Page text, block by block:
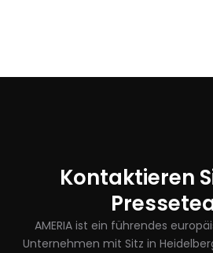
Kontaktieren
AMERIA ist ein führendes
Unternehmen mit Sitz in